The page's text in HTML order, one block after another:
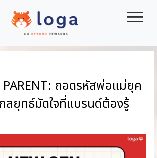
|||
PARENT: ถอดรหัสพ่อแม่ยุค
ลยุทธ์มัดใจที่แบรนด์ต้องรู้